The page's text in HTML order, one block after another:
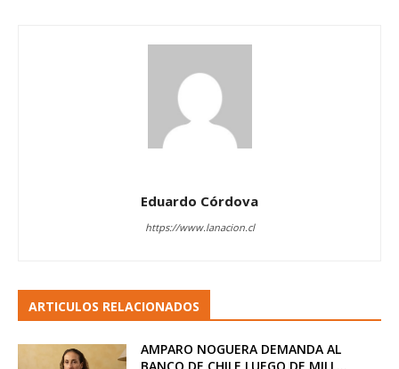
Eduardo Córdova
https://www.lanacion.cl
ARTICULOS RELACIONADOS
AMPARO NOGUERA DEMANDA AL